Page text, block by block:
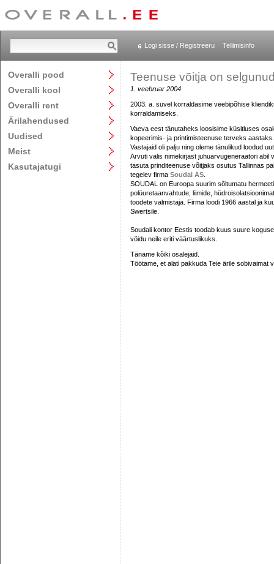
Logi sisse / Registreeru Tellimisinfo
Overalli pood
Overalli kool
Overalli rent
Ärilahendused
Uudised
Meist
Kasutajatugi
Teenuse võitja on
1. veebruar 2004
2003. a. suvel korraldasime veebipõhise
korraldamiseks.
Vaeva eest tänutaheks loosisime küsitluses
kopeerimis- ja printimisteenuse terveks aastaks.
Vastajaid oli palju ning oleme tänulikud loodud
Arvuti valis nimekirjast juhuarvugeneraatori abil
tasuta prinditeenuse võitjaks osutus Tallinnas
tegelev firma Soudal AS
SOUDAL on Euroopa suurim sõltumatu
polüuretaanvahtude, liimide,
toodete valmistaja. Firma loodi 1966 aastal ja
Swertsile.
Soudali kontor Eestis toodab kuus suure
võidu neile eriti väärtuslikuks.
Täname kõiki osalejaid.
Töötame, et alati pakkuda Teie ärile sobivaimat